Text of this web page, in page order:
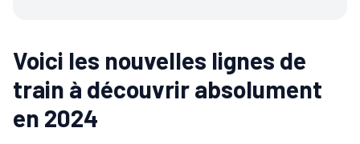
Voici les nouvelles lignes de
train à découvrir absolument
en 2024